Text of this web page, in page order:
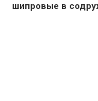
шипровые в